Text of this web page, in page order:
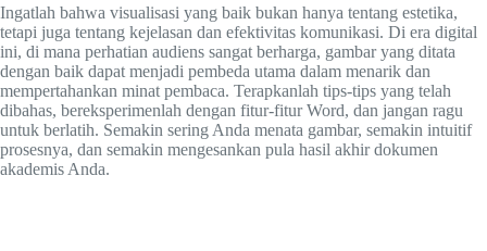
Ingatlah bahwa visualisasi yang baik bukan hanya tentang estetika,
tetapi juga tentang kejelasan dan efektivitas komunikasi. Di era digital
ini, di mana perhatian audiens sangat berharga, gambar yang ditata
dengan baik dapat menjadi pembeda utama dalam menarik dan
mempertahankan minat pembaca. Terapkanlah tips-tips yang telah
dibahas, bereksperimenlah dengan fitur-fitur Word, dan jangan ragu
untuk berlatih. Semakin sering Anda menata gambar, semakin intuitif
prosesnya, dan semakin mengesankan pula hasil akhir dokumen
akademis Anda.